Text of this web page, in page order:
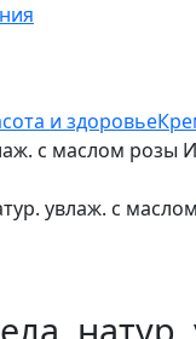
и здоровье
с маслом розы